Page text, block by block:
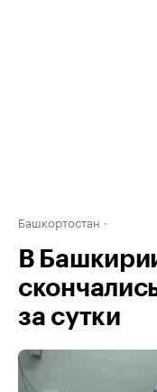
Башкортостан
В
за сутки